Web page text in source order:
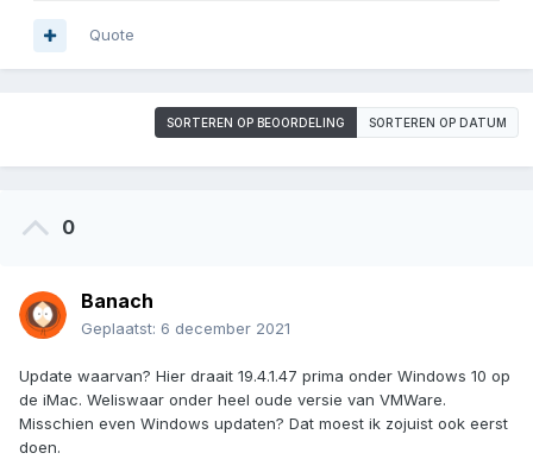
Quote
SORTEREN OP BEOORDELING SORTEREN OP DATUM
0
Banach
Geplaatst: 6 december 2021
Update waarvan? Hier draait 19.4.1.47 prima onder Windows 10 op
de iMac. Weliswaar onder heel oude versie van VMWare.
Misschien even Windows updaten? Dat moest ik zojuist ook eerst
doen.